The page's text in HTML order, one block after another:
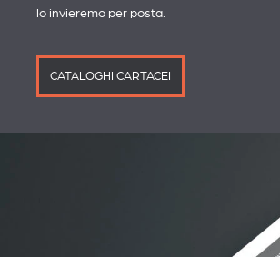
lo invieremo per posta.
CATALOGHI CARTACEI